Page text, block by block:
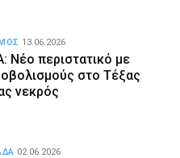
Νέο περιστατικό με
στο Τέξας
νεκρός
13.06.2026
02.06.2026